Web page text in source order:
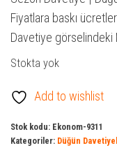
Fiyatlara baskı
Davetiye görselindeki
Stokta yok
Add to wishlist
Stok kodu: Ekonom-9311
Kategoriler: Düğün